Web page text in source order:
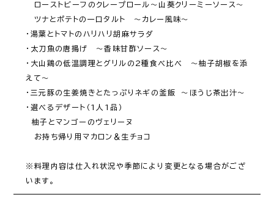
ローストビーフのクレープロール～山葵クリーミーソース～
ツナとポテトの一口タルト　～カレー風味～
・湯葉とトマトのハリハリ胡麻サラダ
・太刀魚の唐揚げ　～香味甘酢ソース～
・大山鶏の低温調理とグリルの2種食べ比べ　～柚子胡椒を添
えて～
・三元豚の生姜焼きとたっぷりネギの釜飯　～ほうじ茶出汁～
・選べるデザート（1人1品）
柚子とマンゴーのヴェリーヌ
お持ち帰り用マカロン＆生チョコ
※料理内容は仕入れ状況や季節により変更となる場合がござ
います。